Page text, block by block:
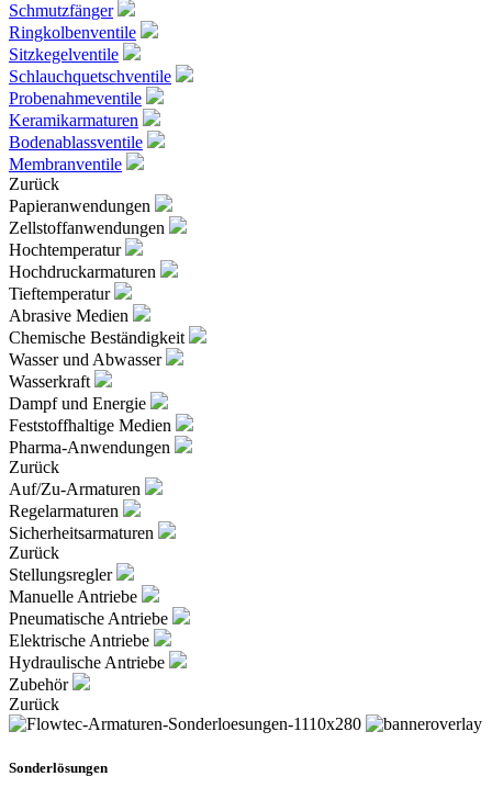
Schmutzfänger
Ringkolbenventile
Sitzkegelventile
Schlauchquetschventile
Probenahmeventile
Keramikarmaturen
Bodenablassventile
Membranventile
Zurück
Papieranwendungen
Zellstoffanwendungen
Hochtemperatur
Hochdruckarmaturen
Tieftemperatur
Abrasive Medien
Chemische Beständigkeit
Wasser und Abwasser
Wasserkraft
Dampf und Energie
Feststoffhaltige Medien
Pharma-Anwendungen
Zurück
Auf/Zu-Armaturen
Regelarmaturen
Sicherheitsarmaturen
Zurück
Stellungsregler
Manuelle Antriebe
Pneumatische Antriebe
Elektrische Antriebe
Hydraulische Antriebe
Zubehör
Zurück
Sonderlösungen